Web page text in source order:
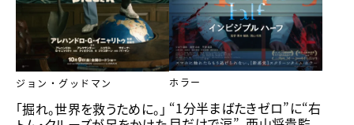
ジョン・グッドマン
「掘れ。世界を救うために。」
ホラー
“1分半まばたきゼロ”に“右